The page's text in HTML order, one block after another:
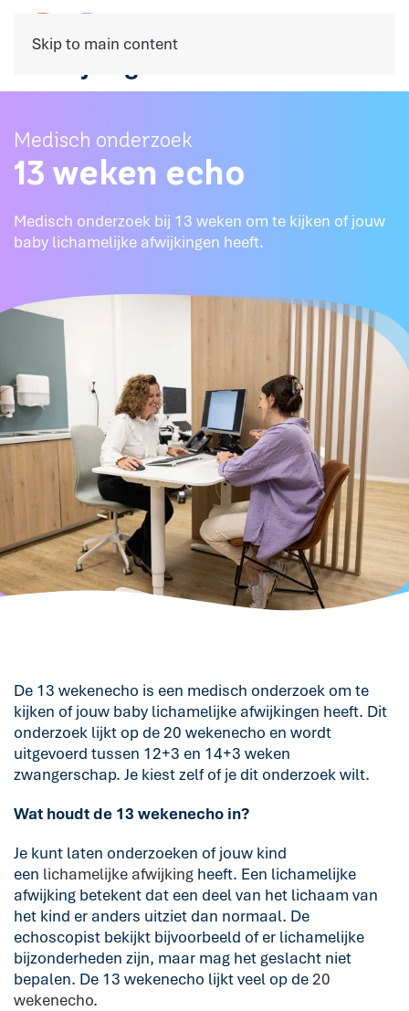
Skip to main content
Medisch onderzoek
13 weken echo
Medisch onderzoek bij 13 weken om te kijken of jouw
baby lichamelijke afwijkingen heeft.
De 13 wekenecho is een medisch onderzoek om te
kijken of jouw baby lichamelijke afwijkingen heeft. Dit
onderzoek lijkt op de 20 wekenecho en wordt
uitgevoerd tussen 12+3 en 14+3 weken
zwangerschap. Je kiest zelf of je dit onderzoek wilt.
Wat houdt de 13 wekenecho in?
Je kunt laten onderzoeken of jouw kind
een lichamelijke afwijking heeft. Een lichamelijke
afwijking betekent dat een deel van het lichaam van
het kind er anders uitziet dan normaal. De
echoscopist bekijkt bijvoorbeeld of er lichamelijke
bijzonderheden zijn, maar mag het geslacht niet
bepalen. De 13 wekenecho lijkt veel op de20
wekenecho.